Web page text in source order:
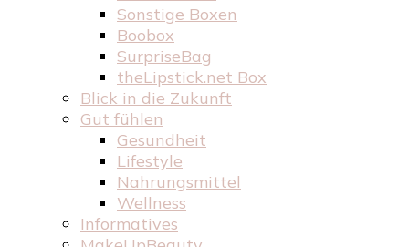
Sonstige Boxen
Boobox
SurpriseBag
theLipstick.net Box
Blick in die Zukunft
Gut fühlen
Gesundheit
Lifestyle
Nahrungsmittel
Wellness
Informatives